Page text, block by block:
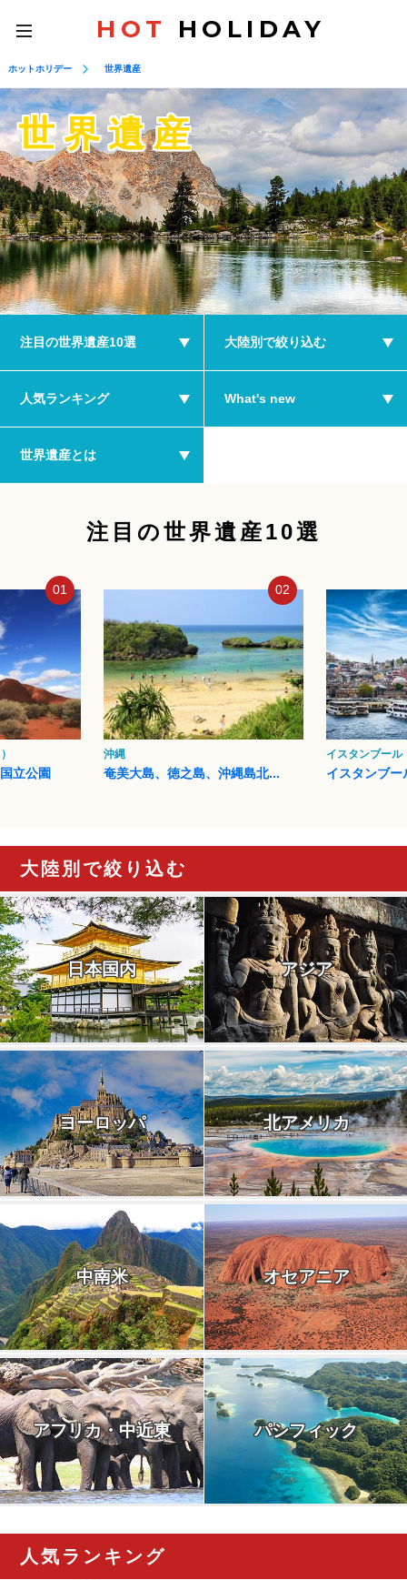
toggle
navigation
HOT HOLIDAY
ホットホリデー 世界遺産
世界遺産
注目の世界遺産10選 大陸別で絞り込む
人気ランキング What's new
世界遺産とは
注目の世界遺産10選
01
立公園
02
沖縄
奄美大島、徳之島、沖縄島北...
イスタンブール
イスタンブー
大陸別で絞り込む
日本国内 アジア
ヨーロッパ 北アメリカ
中南米 オセアニア
アフリカ・中近東 パシフィック
人気ランキング